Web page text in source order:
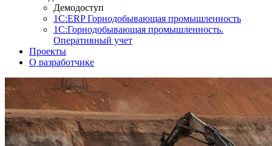
Демодоступ
1С:ERP Горнодобывающая промышленность
1С:Горнодобывающая промышленность.
Оперативный учет
Проекты
О разработчике